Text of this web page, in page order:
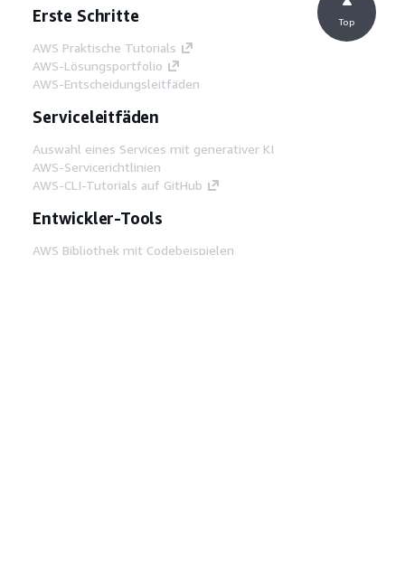
Erste Schritte
AWS Praktische Tutorials
AWS-Lösungsportfolio
AWS-Entscheidungsleitfäden
Serviceleitfäden
Auswahl eines Services mit generativer KI
AWS-Servicerichtlinien
AWS-CLI-Tutorials auf GitHub
Entwickler-Tools
AWS Bibliothek mit Codebeispielen
Top